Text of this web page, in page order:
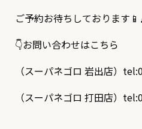
ご予約お待ちしております
👇お問い合わせはこちら
（スーパネゴロ 岩出店）
（スーパネゴロ 打田店）